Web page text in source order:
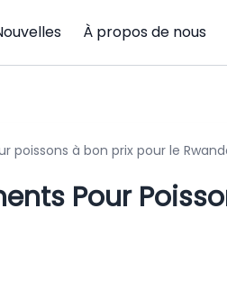
À propos de nous
poissons à bon prix pour le
Pour